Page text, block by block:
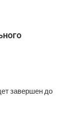
завершен до